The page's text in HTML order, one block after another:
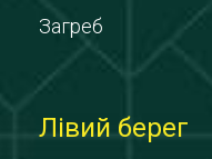
Загреб
Лівий берег